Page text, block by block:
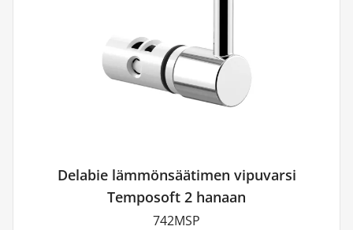
Delabie lämmönsäätimen vipuvarsi
Temposoft 2 hanaan
742MSP